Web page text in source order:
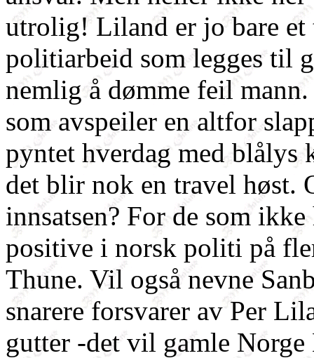
utrolig! Liland er jo bare
politiarbeid som legges til
nemlig å dømme feil
som avspeiler en altfor
pyntet hverdag med
det blir nok en travel høst.
innsatsen? For de som
positive i norsk politi på
Thune. Vil også nevne
snarere forsvarer av Per
gutter -det vil gamle